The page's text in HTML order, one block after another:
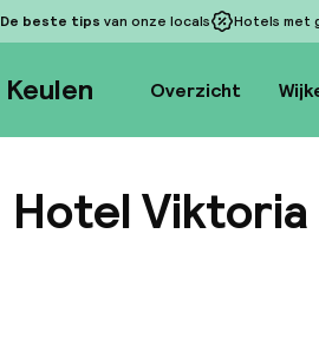
De beste tips van onze locals Hotels met
Keulen Overzicht
Hotel Viktoria